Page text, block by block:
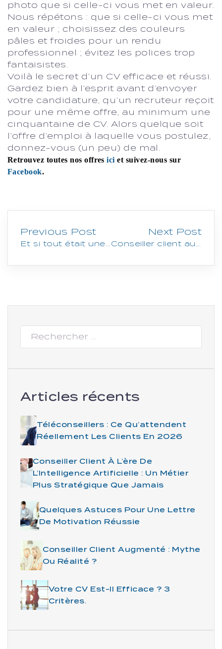
photo que si celle-ci vous met en valeur.
Nous répétons : que si celle-ci vous met
en valeur ; choisissez des couleurs
pâles et froides pour un rendu
professionnel ; évitez les polices trop
fantaisistes.
Voilà le secret d’un CV efficace et réussi.
Gardez bien à l’esprit avant d’envoyer
votre candidature, qu’un recruteur reçoit
pour une même offre, au minimum une
cinquantaine de CV. Alors quelque soit
l’offre d’emploi à laquelle vous postulez,
donnez-vous (un peu) de mal.
Retrouvez toutes nos offresiciet suivez-nous sur
Facebook.
Previous Post Next Post
Articles récents
Téléconseillers : Ce Qu’attendent
Réellement Les Clients En 2026
Conseiller Client À L’ère De
L’Intelligence Artificielle : Un Métier
Plus Stratégique Que Jamais
Quelques Astuces Pour Une Lettre
De Motivation Réussie
Conseiller Client Augmenté : Mythe
Ou Réalité ?
Votre CV Est-Il Efficace ? 3
Critères.